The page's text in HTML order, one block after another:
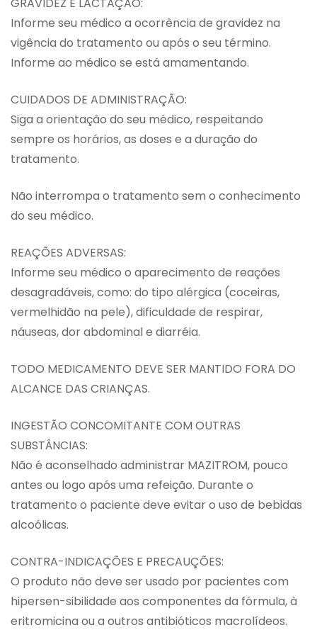
Informe seu médico a ocorrência de gravidez na
vigência do tratamento ou após o seu término.
Informe ao médico se está amamentando.
CUIDADOS DE ADMINISTRAÇÃO:
Siga a orientação do seu médico, respeitando
sempre os horários, as doses e a duração do
tratamento.
Não interrompa o tratamento sem o conhecimento
do seu médico.
REAÇÕES ADVERSAS:
Informe seu médico o aparecimento de reações
desagradáveis, como: do tipo alérgica (coceiras,
vermelhidão na pele), dificuldade de respirar,
náuseas, dor abdominal e diarréia.
TODO MEDICAMENTO DEVE SER MANTIDO FORA DO
ALCANCE DAS CRIANÇAS.
INGESTÃO CONCOMITANTE COM OUTRAS
SUBSTÂNCIAS:
Não é aconselhado administrar MAZITROM, pouco
antes ou logo após uma refeição. Durante o
tratamento o paciente deve evitar o uso de bebidas
alcoólicas.
CONTRA-INDICAÇÕES E PRECAUÇÕES:
O produto não deve ser usado por pacientes com
hipersen-sibilidade aos componentes da fórmula, à
eritromicina ou a outros antibióticos macrolídeos.